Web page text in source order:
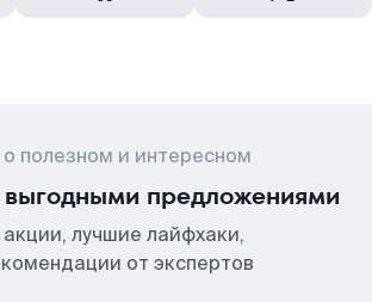
полезном и интересном
предложениями
лучшие лайфхаки,
от экспертов